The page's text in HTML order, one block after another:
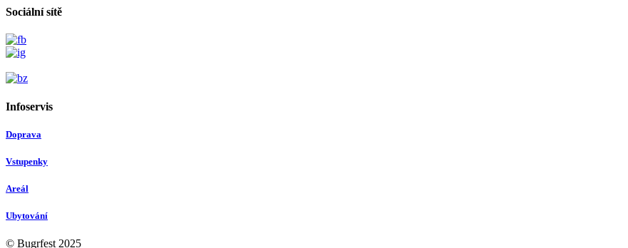
Sociální sítě
Infoservis
Doprava
Vstupenky
Areál
Ubytování
© Bugrfest 2025